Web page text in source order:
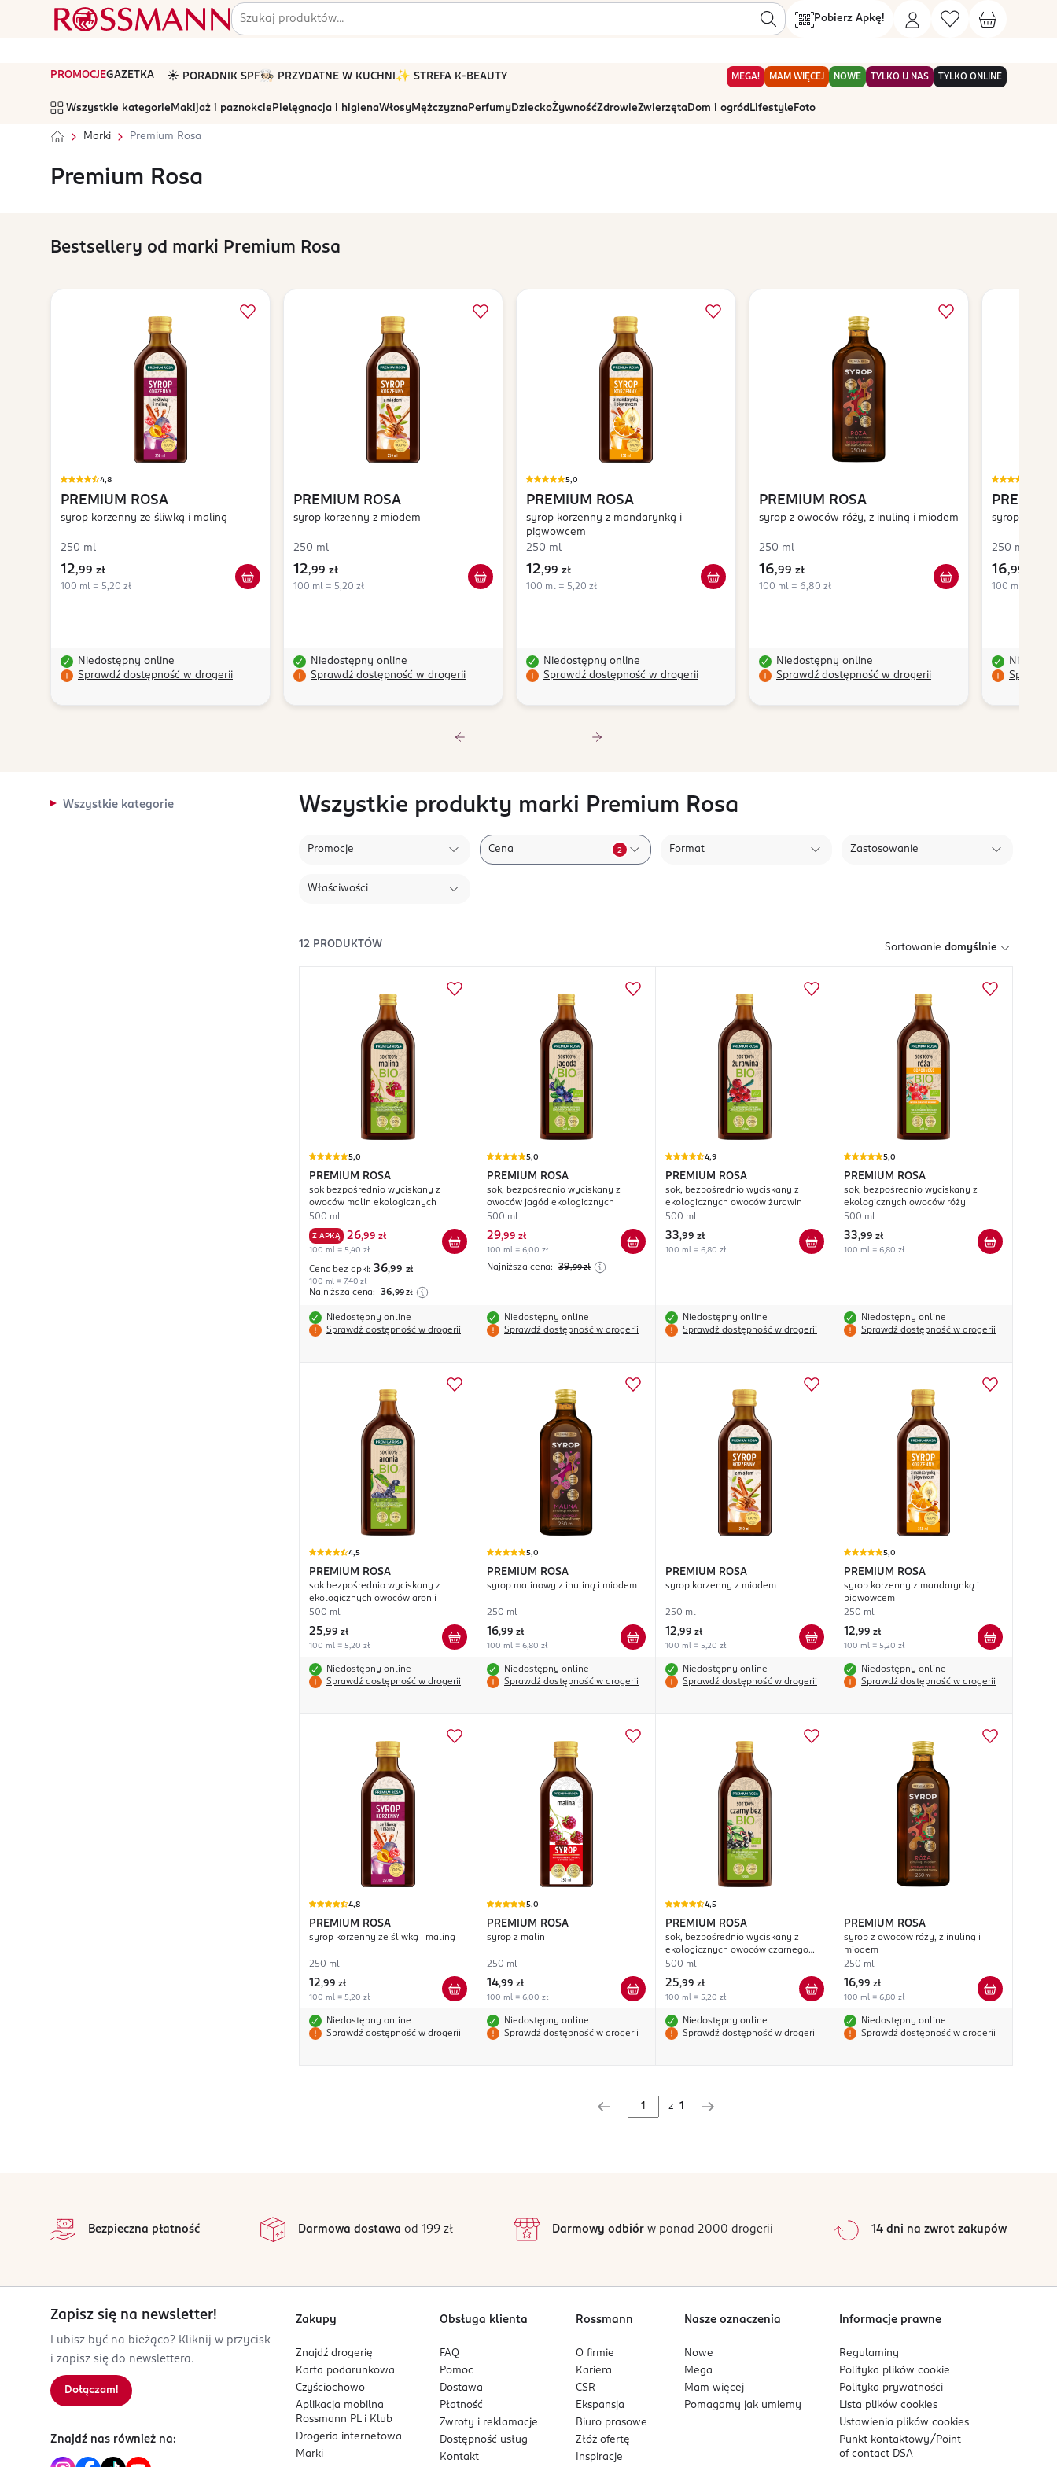
Pobierz Apkę!
PROMOCJEGAZETKA ☀️ PORADNIK SPF🧑🏻‍🍳 PRZYDATNE W KUCHNI ✨ STREFA K-BEAUTY MEGA! MAM WIĘCEJ NOWE TYLKO U NAS TYLKO ONLINE
Wszystkie kategorie Makijaż i paznokcie Pielęgnacja i higienaWłosyMężczyznaPerfumyDzieckoŻywnośćZdrowieZwierzętaDom i ogród Lifestyle Foto
Marki Premium Rosa
Premium Rosa
Bestsellery od marki Premium Rosa
4,8
PREMIUM ROSA
syrop korzenny ze śliwką i maliną
250 ml
12,99 zł
100 ml = 5,20 zł
Niedostępny online
Sprawdź dostępność w drogerii
PREMIUM ROSA
syrop korzenny z miodem
250 ml
12,99 zł
100 ml = 5,20 zł
Niedostępny online
Sprawdź dostępność w drogerii
5,0
PREMIUM ROSA
syrop korzenny z mandarynką i
pigwowcem
250 ml
12,99 zł
100 ml = 5,20 zł
Niedostępny online
Sprawdź dostępność w drogerii
PREMIUM ROSA
syrop z owoców róży, z inuliną i miodem
250 ml
16,99 zł
100 ml = 6,80 zł
Niedostępny online
Sprawdź dostępność w drogerii
syrop
250 ml
16,99 zł
100 ml = 6,80
Sprawdź
Wszystkie kategorie Wszystkie produkty marki Premium Rosa
Promocje Cena 2 Format Zastosowanie
Właściwości
12 PRODUKTÓW Sortowanie domyślnie
5,0
PREMIUM ROSA
sok bezpośrednio wyciskany z
owoców malin ekologicznych
500 ml
Z APKĄ 26,99 zł
100 ml = 5,40 zł
Cena bez apki: 36,99 zł
100 ml = 7,40 zł
Najniższa cena: 36,99 zł
Niedostępny online
Sprawdź dostępność w drogerii
5,0
PREMIUM ROSA
sok, bezpośrednio wyciskany z
owoców jagód ekologicznych
500 ml
29,99 zł
100 ml = 6,00 zł
Najniższa cena: 39,99 zł
Niedostępny online
Sprawdź dostępność w drogerii
4,9
PREMIUM ROSA
sok, bezpośrednio wyciskany z
ekologicznych owoców żurawin
500 ml
33,99 zł
100 ml = 6,80 zł
Niedostępny online
Sprawdź dostępność w drogerii
5,0
PREMIUM ROSA
sok, bezpośrednio wyciskany z
ekologicznych owoców róży
500 ml
33,99 zł
100 ml = 6,80 zł
Niedostępny online
Sprawdź dostępność w drogerii
4,5
PREMIUM ROSA
sok bezpośrednio wyciskany z
ekologicznych owoców aronii
500 ml
25,99 zł
100 ml = 5,20 zł
Niedostępny online
Sprawdź dostępność w drogerii
5,0
PREMIUM ROSA
syrop malinowy z inuliną i miodem
250 ml
16,99 zł
100 ml = 6,80 zł
Niedostępny online
Sprawdź dostępność w drogerii
PREMIUM ROSA
syrop korzenny z miodem
250 ml
12,99 zł
100 ml = 5,20 zł
Niedostępny online
Sprawdź dostępność w drogerii
5,0
PREMIUM ROSA
syrop korzenny z mandarynką i
pigwowcem
250 ml
12,99 zł
100 ml = 5,20 zł
Niedostępny online
Sprawdź dostępność w drogerii
4,8
PREMIUM ROSA
syrop korzenny ze śliwką i maliną
250 ml
12,99 zł
100 ml = 5,20 zł
Niedostępny online
Sprawdź dostępność w drogerii
5,0
PREMIUM ROSA
syrop z malin
250 ml
14,99 zł
100 ml = 6,00 zł
Niedostępny online
Sprawdź dostępność w drogerii
4,5
PREMIUM ROSA
sok, bezpośrednio wyciskany z
ekologicznych owoców czarnego
bzu
500 ml
25,99 zł
100 ml = 5,20 zł
Niedostępny online
Sprawdź dostępność w drogerii
PREMIUM ROSA
syrop z owoców róży, z inuliną i
miodem
250 ml
16,99 zł
100 ml = 6,80 zł
Niedostępny online
Sprawdź dostępność w drogerii
z 1
Bezpieczna płatność Darmowa dostawa od 199 zł Darmowy odbiórw ponad 2000 drogerii 14 dni na zwrot zakupów
Zapisz się na newsletter!
Lubisz być na bieżąco? Kliknij w przycisk
i zapisz się do newslettera.
Dołączam!
Znajdź nas również na:
Zakupy
Znajdź drogerię
Karta podarunkowa
Czyściochowo
Aplikacja mobilna
Rossmann PL i Klub
Drogeria internetowa
Marki
Obsługa klienta
FAQ
Pomoc
Dostawa
Płatność
Zwroty i reklamacje
Dostępność usług
Kontakt
Rossmann
O firmie
Kariera
CSR
Ekspansja
Biuro prasowe
Złóż ofertę
Inspiracje
Nasze oznaczenia
Nowe
Mega
Mam więcej
Pomagamy jak umiemy
Informacje prawne
Regulaminy
Polityka plikówcookie
Polityka prywatności
Lista plikówcookies
Ustawienia plikówcookies
Punkt kontaktowy/ Point
of contact DSA